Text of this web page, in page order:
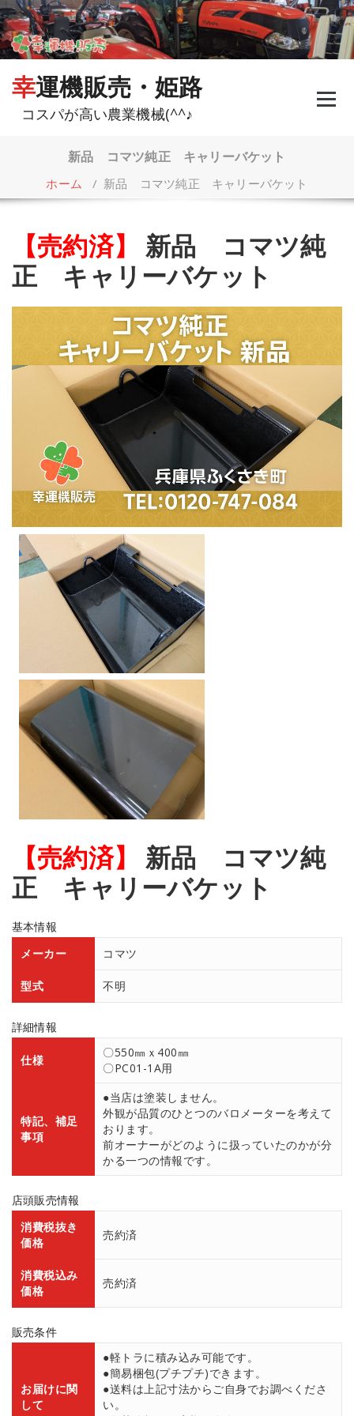
コ
ン
テ
ン
幸運機販売・姫路
コスパが高い農業機械(^^♪
新品 コマツ純正 キャリーバケット
ホーム / 新品 コマツ純正 キャリーバケット
【売約済】
新品 コマツ純
正 キャリーバケット
【売約済】
新品 コマツ純
正 キャリーバケット
基本情報
メーカー
コマツ
型式 不明
詳細情報
仕様
〇550㎜ｘ400㎜
〇PC01-1A用
特記、補足
事項
●当店は塗装しません。
外観が品質のひとつのバロメーターを考えて
おります。
前オーナーがどのように扱っていたのかが分
かる一つの情報です。
店頭販売情報
消費税抜き
価格
売約済
消費税込み
価格
売約済
販売条件
お届けに関
して
●軽トラに積み込み可能です。
●簡易梱包(プチプチ)できます。
●送料は上記寸法からご自身でお調べくださ
い。